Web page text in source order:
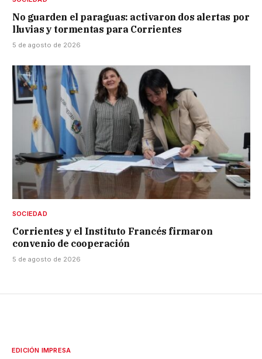
No guarden el paraguas: activaron dos alertas por
lluvias y tormentas para Corrientes
5 de agosto de 2026
SOCIEDAD
Corrientes y el Instituto Francés firmaron
convenio de cooperación
5 de agosto de 2026
EDICIÓN IMPRESA